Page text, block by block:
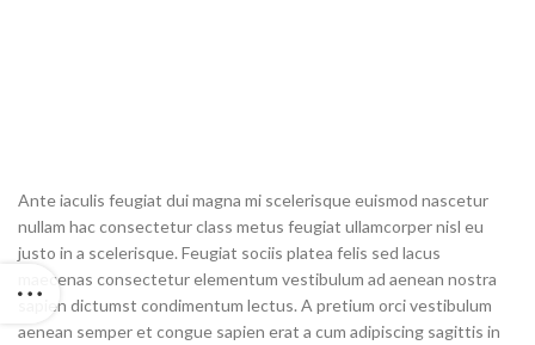
Ante iaculis feugiat dui magna mi scelerisque euismod nascetur
nullam hac consectetur class metus feugiat ullamcorper nisl eu
justo in a scelerisque. Feugiat sociis platea felis sed lacus
maecenas consectetur elementum vestibulum ad aenean nostra
sapien dictumst condimentum lectus. A pretium orci vestibulum
aenean semper et congue sapien erat a cum adipiscing sagittis in